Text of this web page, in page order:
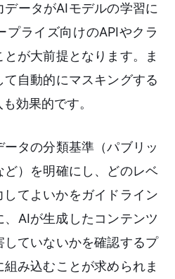
ータがAIモデルの学習に
プライズ向けのAPIやクラ
が大前提となります。ま
自動的にマスキングする
効果的です。
タの分類基準（パブリッ
ど）を明確にし、どのレベ
てよいかをガイドライン
AIが生成したコンテンツ
ていないかを確認するプ
み込むことが求められま